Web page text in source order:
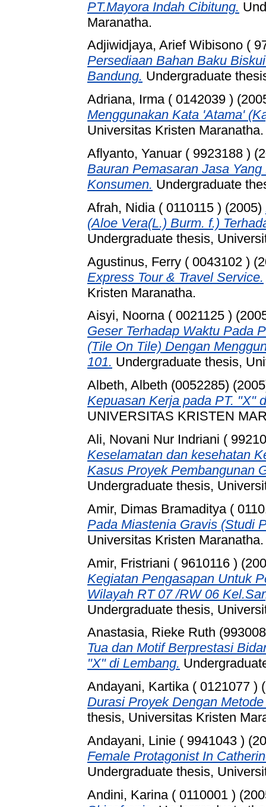
PT.Mayora Indah Cibitung.
Maranatha.
Adjiwidjaya, Arief Wibisono (
Persediaan Bahan Baku
Bandung. Undergraduate
Adriana, Irma ( 0142039 )
Menggunakan Kata 'Atama'
Universitas Kristen Maranatha.
Aflyanto, Yanuar ( 9923188 )
Bauran Pemasaran Jasa
Konsumen. Undergraduate
Afrah, Nidia ( 0110115 ) (2005)
(Aloe Vera(L.) Burm. f.)
Undergraduate thesis,
Agustinus, Ferry ( 0043102 )
Express Tour & Travel Service.
Kristen Maranatha.
Aisyi, Noorna ( 0021125 )
Geser Terhadap Waktu Pada
(Tile On Tile) Dengan
101. Undergraduate thesis,
Albeth, Albeth (0052285)
Kepuasan Kerja pada PT. "X"
UNIVERSITAS KRISTEN
Ali, Novani Nur Indriani (
Keselamatan dan kesehatan
Kasus Proyek Pembangunan
Undergraduate thesis,
Amir, Dimas Bramaditya (
Pada Miastenia Gravis (Studi
Universitas Kristen Maranatha.
Amir, Fristriani ( 9610116 )
Kegiatan Pengasapan Untuk
Wilayah RT 07 /RW 06
Undergraduate thesis,
Anastasia, Rieke Ruth
Tua dan Motif Berprestasi
"X" di Lembang.
Andayani, Kartika ( 0121077 )
Durasi Proyek Dengan
thesis, Universitas Kristen
Andayani, Linie ( 9941043 )
Female Protagonist In
Undergraduate thesis,
Andini, Karina ( 0110001 )